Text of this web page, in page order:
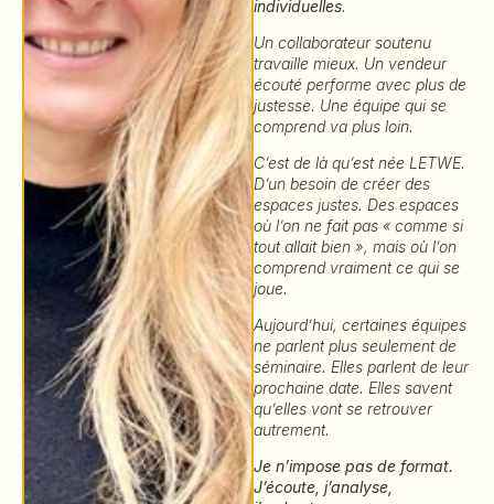
individuelles.
Un collaborateur soutenu
travaille mieux. Un vendeur
écouté performe avec plus de
justesse. Une équipe qui se
comprend va plus loin.
C’est de là qu’est née LETWE.
D’un besoin de créer des
espaces justes. Des espaces
où l’on ne fait pas « comme si
tout allait bien », mais où l’on
comprend vraiment ce qui se
joue.
Aujourd’hui, certaines équipes
ne parlent plus seulement de
séminaire. Elles parlent de leur
prochaine date. Elles savent
qu’elles vont se retrouver
autrement.
Je n’impose pas de format.
J’écoute, j’analyse,